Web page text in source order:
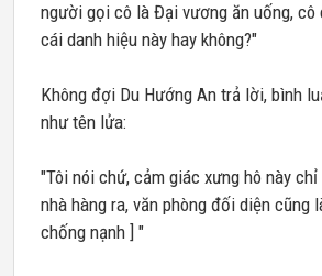
người gọi cô là Đại vương ăn uống, cô
cái danh hiệu này hay không?"
Không đợi Du Hướng An trả lời, bình
như tên lửa:
"Tôi nói chứ, cảm giác xưng hô này
nhà hàng ra, văn phòng đối diện cũng
chống nạnh ] "